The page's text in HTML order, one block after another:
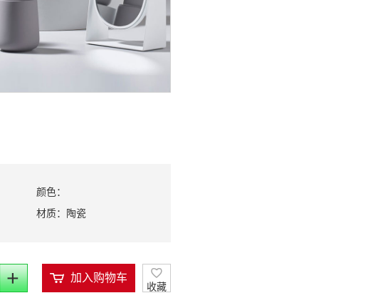
颜色：
材质：
陶瓷
加入购物车
收藏